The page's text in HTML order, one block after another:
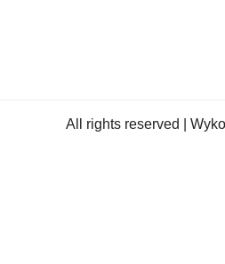
All rights reserved |